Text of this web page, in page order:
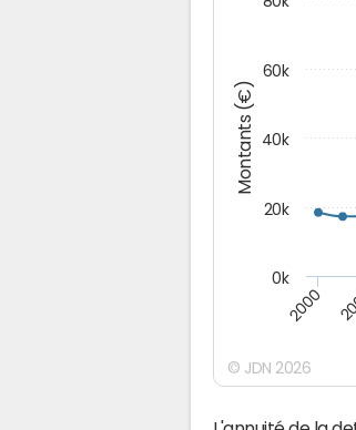
Montants (€)
2000
0k
20k
40k
60k
© JDN 2026